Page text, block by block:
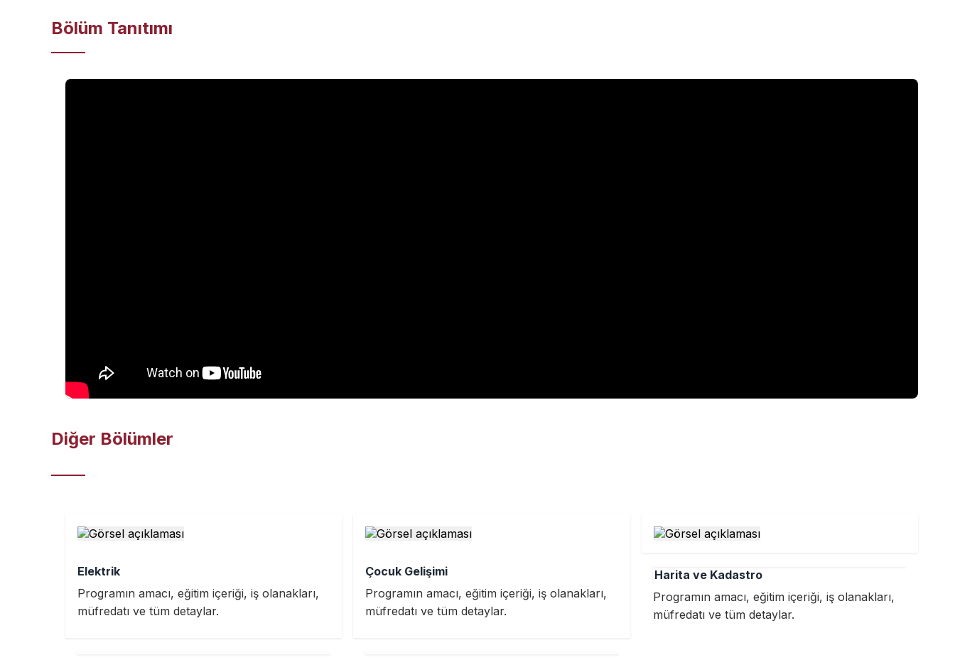
Bölüm Tanıtımı
Diğer Bölümler
Elektrik
Programın amacı, eğitim içeriği, iş olanakları,
müfredatı ve tüm detaylar.
Çocuk Gelişimi
Programın amacı, eğitim içeriği, iş olanakları,
müfredatı ve tüm detaylar.
Harita ve Kadastro
Programın amacı, eğitim içeriği, iş olanakları,
müfredatı ve tüm detaylar.